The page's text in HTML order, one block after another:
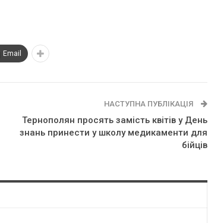
Email
НАСТУПНА ПУБЛІКАЦІЯ
Тернополян просять замість квітів у День
знань принести у школу медикаменти для
бійців